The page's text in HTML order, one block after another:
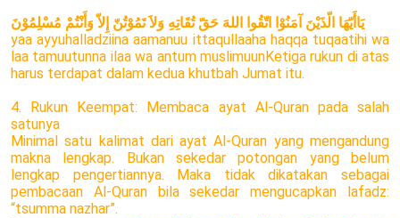
يَاأَيّهَا الّذَيْنَ آمَنُوْا اتّقُوا اللهَ حَقّ تُقَاتِهِ وَلاَ تَمُوْتُنّ إِلاّ وَأَنْتُمْ مُسْلِمُوْنَ
yaa ayyuhalladziina aamanuu ittaqullaaha haqqa tuqaatihi wa
laa tamuutunna ilaa wa antum muslimuunKetiga rukun di atas
harus terdapat dalam kedua khutbah Jumat itu.
4. Rukun Keempat: Membaca ayat Al-Quran pada salah
satunya
Minimal satu kalimat dari ayat Al-Quran yang mengandung
makna lengkap. Bukan sekedar potongan yang belum
lengkap pengertiannya. Maka tidak dikatakan sebagai
pembacaan Al-Quran bila sekedar mengucapkan lafadz:
“tsumma nazhar”.